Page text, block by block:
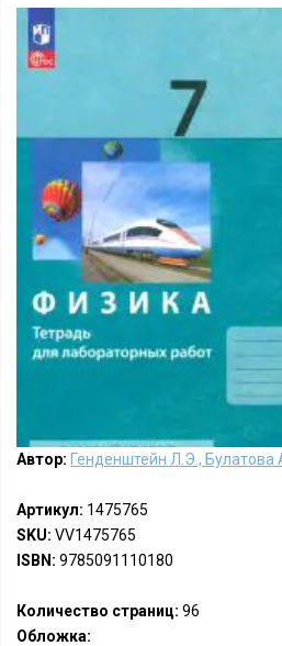
Автор: Генденштейн Л.Э., Булатова
Артикул: 1475765
SKU: VV1475765
ISBN: 9785091110180
Количество страниц: 96
Обложка: